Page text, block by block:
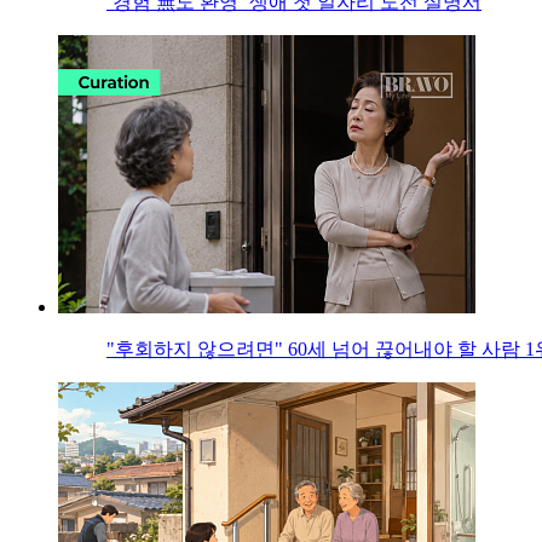
"후회하지 않으려면" 60세 넘어 끊어내야 할 사람 1